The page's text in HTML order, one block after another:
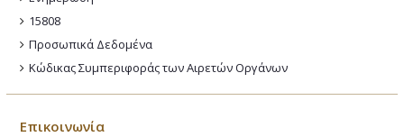
15808
Προσωπικά Δεδομένα
Κώδικας Συμπεριφοράς των Αιρετών Οργάνων
Επικοινωνία